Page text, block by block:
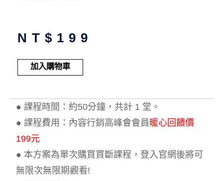
NT$ 199
加入購物車
● 課程時間：約50分鐘，共計 1 堂。
● 課程費用：內容行銷高峰會會員暖心回饋價
199元
● 本方案為單次購買買斷課程，登入官網後將可
無限次無限期觀看!